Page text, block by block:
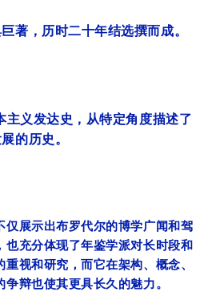
著， 历时二十年结选撰而成。
义发达史，从特定角度描述了
的历史。
仅展示出布罗代尔的博学广闻和驾
也充分体现了年鉴学派对长时段和
视和研究，而它在架构、概念、
辩也使其更具长久的魅力。